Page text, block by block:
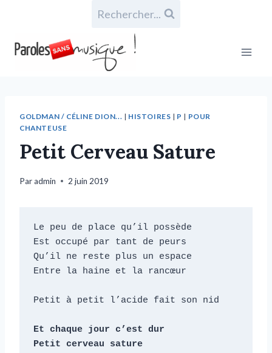
Rechercher...
GOLDMAN / CÉLINE DION... | HISTOIRES | P | POUR
CHANTEUSE
Petit Cerveau Sature
Paradmin 2 juin 2019
Le peu de place qu’il possède
Est occupé par tant de peurs
Qu’il ne reste plus un espace
Entre la haine et la rancœur
Petit à petit l’acide fait son nid
Et chaque jour c’est dur
Petit cerveau sature